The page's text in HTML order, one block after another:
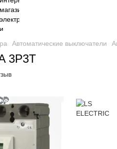
Автоматические выключатели
3P3T